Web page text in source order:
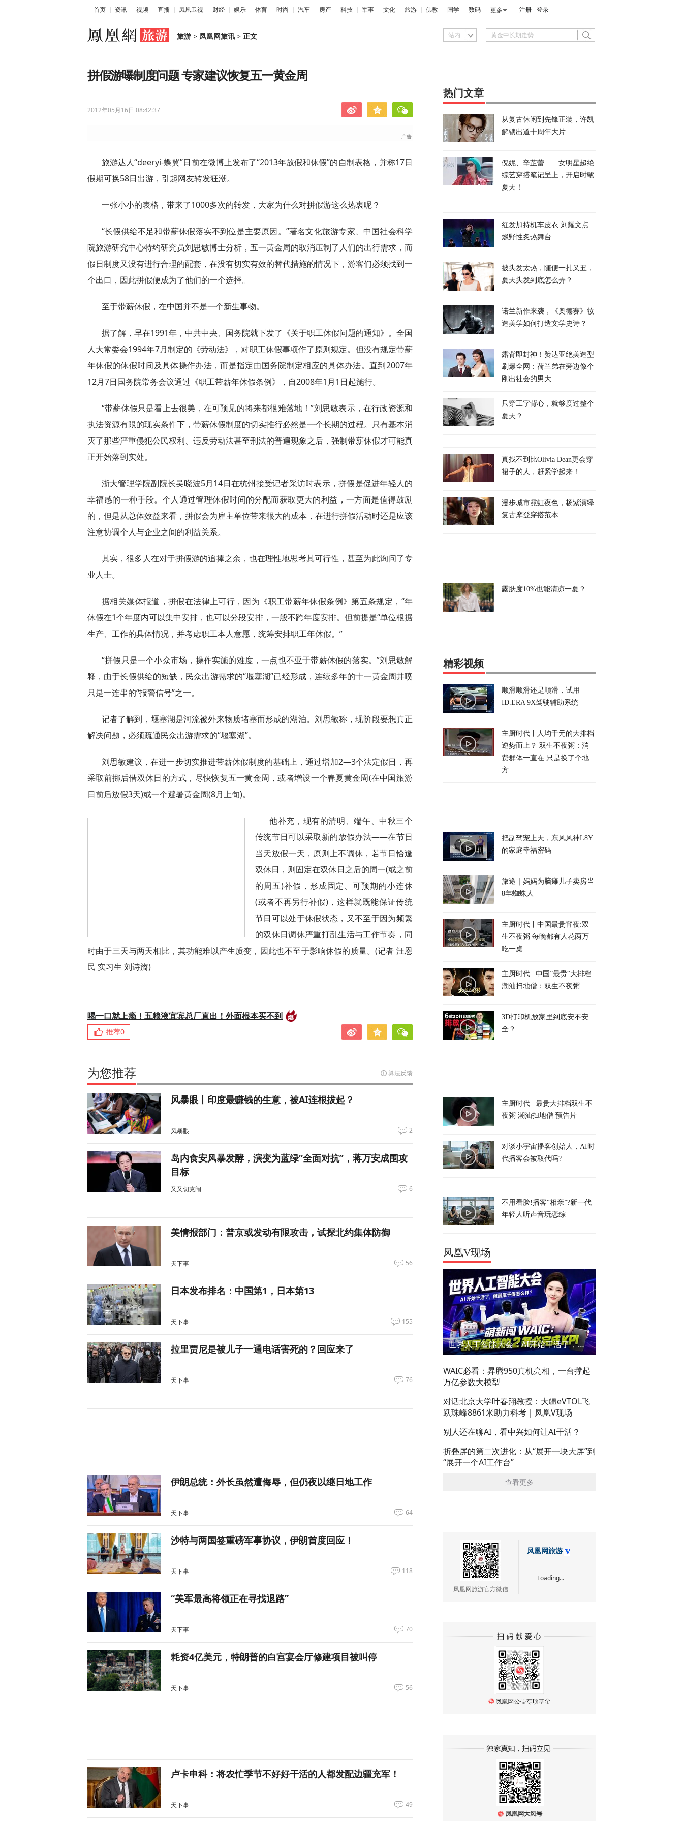
首页 资讯 视频 直播 凤凰卫视 财经 娱乐 体育 时尚 汽车 房产 科技 军事 文化 旅游 佛教 国学 数码 更多 注册 登录
旅游 > 凤凰网旅讯 > 正文 站内
拼假游曝制度问题 专家建议恢复五一黄金周
2012年05月16日 08:42:37
旅游达人“deeryi-蝶翼”日前在微博上发布了“2013年放假和休假”的自制表格，并称17日
假期可换58日出游，引起网友转发狂潮。
一张小小的表格，带来了1000多次的转发，大家为什么对拼假游这么热衷呢？
“长假供给不足和带薪休假落实不到位是主要原因。”著名文化旅游专家、中国社会科学
院旅游研究中心特约研究员刘思敏博士分析，五一黄金周的取消压制了人们的出行需求，而
假日制度又没有进行合理的配套，在没有切实有效的替代措施的情况下，游客们必须找到一
个出口，因此拼假便成为了他们的一个选择。
至于带薪休假，在中国并不是一个新生事物。
据了解，早在1991年，中共中央、国务院就下发了《关于职工休假问题的通知》。全国
人大常委会1994年7月制定的《劳动法》，对职工休假事项作了原则规定。但没有规定带薪
年休假的休假时间及具体操作办法，而是指定由国务院制定相应的具体办法。直到2007年
12月7日国务院常务会议通过《职工带薪年休假条例》，自2008年1月1日起施行。
“带薪休假只是看上去很美，在可预见的将来都很难落地！”刘思敏表示，在行政资源和
执法资源有限的现实条件下，带薪休假制度的切实推行必然是一个长期的过程。只有基本消
灭了那些严重侵犯公民权利、违反劳动法甚至刑法的普遍现象之后，强制带薪休假才可能真
正开始落到实处。
浙大管理学院副院长吴晓波5月14日在杭州接受记者采访时表示，拼假是促进年轻人的
幸福感的一种手段。个人通过管理休假时间的分配而获取更大的利益，一方面是值得鼓励
的，但是从总体效益来看，拼假会为雇主单位带来很大的成本，在进行拼假活动时还是应该
注意协调个人与企业之间的利益关系。
其实，很多人在对于拼假游的追捧之余，也在理性地思考其可行性，甚至为此询问了专
业人士。
据相关媒体报道，拼假在法律上可行，因为《职工带薪年休假条例》第五条规定，“年
休假在1个年度内可以集中安排，也可以分段安排，一般不跨年度安排。但前提是“单位根据
生产、工作的具体情况，并考虑职工本人意愿，统筹安排职工年休假。”
“拼假只是一个小众市场，操作实施的难度，一点也不亚于带薪休假的落实。”刘思敏解
释，由于长假供给的短缺，民众出游需求的“堰塞湖”已经形成，连续多年的十一黄金周井喷
只是一连串的“报警信号”之一。
记者了解到，堰塞湖是河流被外来物质堵塞而形成的湖泊。刘思敏称，现阶段要想真正
解决问题，必须疏通民众出游需求的“堰塞湖”。
刘思敏建议，在进一步切实推进带薪休假制度的基础上，通过增加2—3个法定假日，再
采取前挪后借双休日的方式，尽快恢复五一黄金周，或者增设一个春夏黄金周(在中国旅游
日前后放假3天)或一个避暑黄金周(8月上旬)。
他补充，现有的清明、端午、中秋三个
传统节日可以采取新的放假办法——在节日
当天放假一天，原则上不调休，若节日恰逢
双休日，则固定在双休日之后的周一(或之前
的周五)补假，形成固定、可预期的小连休
(或者不再另行补假)，这样就既能保证传统
节日可以处于休假状态，又不至于因为频繁
的双休日调休严重打乱生活与工作节奏，同
时由于三天与两天相比，其功能难以产生质变，因此也不至于影响休假的质量。(记者 汪恩
民 实习生 刘诗旖)
喝一口就上瘾！五粮液宜宾总厂直出！外面根本买不到
推荐0
为您推荐 算法反馈
风暴眼丨印度最赚钱的生意，被AI连根拔起？
风暴眼 2
岛内食安风暴发酵，演变为蓝绿“全面对抗”，蒋万安成围攻
目标
又又切克闹 6
美情报部门：普京或发动有限攻击，试探北约集体防御
天下事 56
日本发布排名：中国第1，日本第13
天下事 155
拉里贾尼是被儿子一通电话害死的？回应来了
天下事 76
伊朗总统：外长虽然遭侮辱，但仍夜以继日地工作
天下事 64
沙特与两国签重磅军事协议，伊朗首度回应！
天下事 118
“美军最高将领正在寻找退路”
天下事 70
耗资4亿美元，特朗普的白宫宴会厅修建项目被叫停
天下事 56
卢卡申科：将农忙季节不好好干活的人都发配边疆充军！
天下事 49
热门文章
从复古休闲到先锋正装，许凯
解锁出道十周年大片
倪妮、辛芷蕾……女明星超绝
综艺穿搭笔记呈上，开启时髦
夏天！
红发加持机车皮衣 刘耀文点
燃野性炙热舞台
披头发太热，随便一扎又丑，
夏天头发到底怎么弄？
诺兰新作来袭，《奥德赛》妆
造美学如何打造文学史诗？
露背即封神！赞达亚绝美造型
刷爆全网：荷兰弟在旁边像个
刚出社会的男大...
只穿工字背心，就够度过整个
夏天？
真找不到比Olivia Dean更会穿
裙子的人，赶紧学起来！
漫步城市霓虹夜色，杨紫演绎
复古摩登穿搭范本
露肤度10%也能清凉一夏？
精彩视频
顺滑顺滑还是顺滑，试用
ID.ERA 9X驾驶辅助系统
主厨时代丨人均千元的大排档
逆势而上？ 双生不夜粥：消
费群体一直在 只是换了个地
方
把副驾宠上天，东风风神L8Y
的家庭幸福密码
旅途｜妈妈为脑瘫儿子卖房当
8年蜘蛛人
主厨时代丨中国最贵宵夜:双
生不夜粥 每晚都有人花两万
吃一桌
主厨时代 | 中国”最贵“大排档
潮汕扫地僧：双生不夜粥
3D打印机放家里到底安不安
全？
主厨时代 | 最贵大排档双生不
夜粥 潮汕扫地僧 预告片
对谈小宇宙播客创始人，AI时
代播客会被取代吗?
不用看脸!播客“相亲”?新一代
年轻人听声音玩恋综
凤凰V现场
世界人工智能大会：AI开始干活了，但到底干的怎么样？萌新闯WAIC
WAIC必看：昇腾950真机亮相，一台撑起
万亿参数大模型
对话北京大学叶春翔教授：大疆eVTOL飞
跃珠峰8861米助力科考｜凤凰V现场
别人还在聊AI，看中兴如何让AI干活？
折叠屏的第二次进化：从“展开一块大屏”到
“展开一个AI工作台”
查看更多
凤凰网旅游官方微信
凤凰网旅游
Loading...